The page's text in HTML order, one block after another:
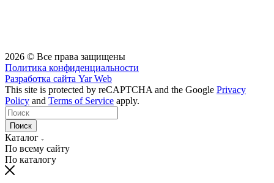
2026 © Все права защищены
Политика конфиденциальности
Разработка сайта Yar Web
This site is protected by reCAPTCHA and the Google Privacy
Policy and Terms of Service apply.
Поиск
Каталог
По всему сайту
По каталогу